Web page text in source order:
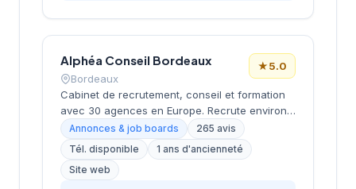
connaissance approfondie du marché de
l'emploi aquitain. Les retours clients affichent
une notation de 4,4 sur 5, témoignant de la
qualité des prestations délivrées.
Alphéa Conseil Bordeaux
Bordeaux
★5.0
Cabinet de recrutement, conseil et formation
avec 30 agences en Europe. Recrute environ
3 000 candidats par an avec un délai moyen
de 28 jours. Note Google 5.0/5 (265 avis).
Valeurs : proximité, exigence, expertise métier
et satisfaction client (93%).
Annonces & job boards
265 avis
Tél. disponible
1 ans d'ancienneté
Site web